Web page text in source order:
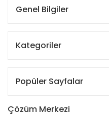
Genel Bilgiler
Kategoriler
Popüler Sayfalar
Çözüm Merkezi